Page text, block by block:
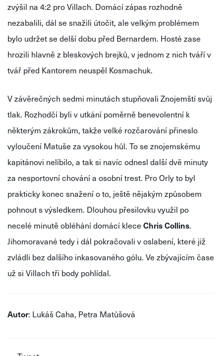
zvýšil na 4:2 pro Villach. Domácí zápas rozhodně
nezabalili, dál se snažili útočit, ale velkým problémem
bylo udržet se delší dobu před Bernardem. Hosté zase
hrozili hlavně z bleskových brejků, v jednom z nich tváří v
tvář před Kantorem neuspěl Kosmachuk.
V závěrečných sedmi minutách stupňovali Znojemští svůj
tlak. Rozhodčí byli v utkání poměrně benevolentní k
některým zákrokům, takže velké rozčarování přineslo
vyloučení Matuše za vysokou hůl. To se znojemskému
kapitánovi nelíbilo, a tak si navíc odnesl další dvě minuty
za nesportovní chování a osobní trest. Pro Orly to byl
prakticky konec snažení o to, ještě nějakým způsobem
pohnout s výsledkem. Dlouhou přesilovku využil po
necelé minutě obléhání domácí klece Chris Collins.
Jihomoravané tedy i dál pokračovali v oslabení, které již
zvládli bez dalšího inkasovaného gólu. Ve zbývajícím čase
už si Villach tři body pohlídal.
Autor: Lukáš Caha, Petra Matůšová